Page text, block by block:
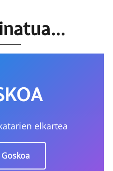
elkartea